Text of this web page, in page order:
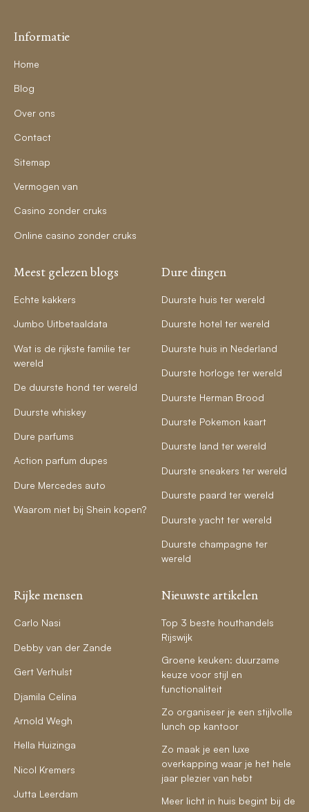
Informatie
Home
Blog
Over ons
Contact
Sitemap
Vermogen van
Casino zonder cruks
Online casino zonder cruks
Meest gelezen blogs
Echte kakkers
Jumbo Uitbetaaldata
Wat is de rijkste familie ter
wereld
De duurste hond ter wereld
Duurste whiskey
Dure parfums
Action parfum dupes
Dure Mercedes auto
Waarom niet bij Shein kopen?
Dure dingen
Duurste huis ter wereld
Duurste hotel ter wereld
Duurste huis in Nederland
Duurste horloge ter wereld
Duurste Herman Brood
Duurste Pokemon kaart
Duurste land ter wereld
Duurste sneakers ter wereld
Duurste paard ter wereld
Duurste yacht ter wereld
Duurste champagne ter
wereld
Rijke mensen
Carlo Nasi
Debby van der Zande
Gert Verhulst
Djamila Celina
Arnold Wegh
Hella Huizinga
Nicol Kremers
Jutta Leerdam
Nieuwste artikelen
Top 3 beste houthandels
Rijswijk
Groene keuken: duurzame
keuze voor stijl en
functionaliteit
Zo organiseer je een stijlvolle
lunch op kantoor
Zo maak je een luxe
overkapping waar je het hele
jaar plezier van hebt
Meer licht in huis begint bij de